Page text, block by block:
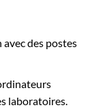
des postes
laboratoires.